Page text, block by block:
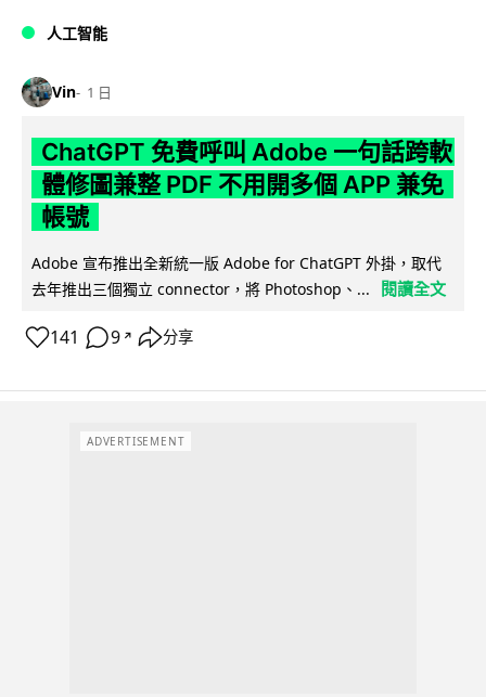
人工智能
Vin 1 日
ChatGPT 免費呼叫 Adobe 一句話跨軟
體修圖兼整 PDF 不用開多個 APP 兼免
帳號
Adobe 宣布推出全新統一版 Adobe for ChatGPT 外掛，取代
去年推出三個獨立 connector，將 Photoshop、...
閱讀全文
141 9 ↗ 分享
ADVERTISEMENT